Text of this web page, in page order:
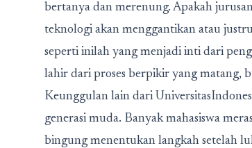
bertanya dan merenung. Apakah
teknologi akan menggantikan atau
seperti inilah yang menjadi inti dari
lahir dari proses berpikir yang matang,
Keunggulan lain dari
generasi muda. Banyak mahasiswa
bingung menentukan langkah setelah